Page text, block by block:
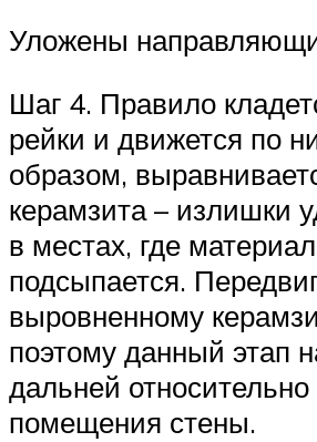
Уложены
Шаг 4. Правило
рейки и движется по
образом,
керамзита – излишки
в местах, где
подсыпается.
выровненному
поэтому данный этап
дальней
помещения стены.